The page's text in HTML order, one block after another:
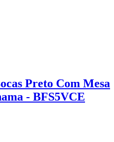
Preto Com Mesa
- BFS5VCE